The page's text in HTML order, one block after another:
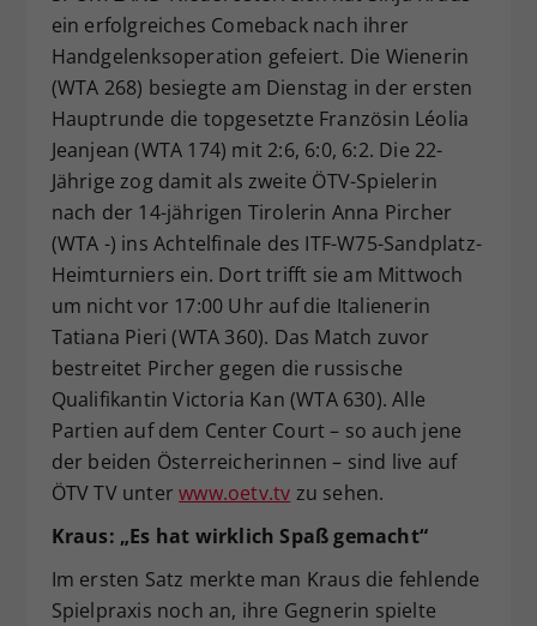
ein erfolgreiches Comeback nach ihrer
Handgelenksoperation gefeiert. Die Wienerin
(WTA 268) besiegte am Dienstag in der ersten
Hauptrunde die topgesetzte Französin Léolia
Jeanjean (WTA 174) mit 2:6, 6:0, 6:2. Die 22-
Jährige zog damit als zweite ÖTV-Spielerin
nach der 14-jährigen Tirolerin Anna Pircher
(WTA -) ins Achtelfinale des ITF-W75-Sandplatz-
Heimturniers ein. Dort trifft sie am Mittwoch
um nicht vor 17:00 Uhr auf die Italienerin
Tatiana Pieri (WTA 360). Das Match zuvor
bestreitet Pircher gegen die russische
Qualifikantin Victoria Kan (WTA 630). Alle
Partien auf dem Center Court – so auch jene
der beiden Österreicherinnen – sind live auf
ÖTV TV unterwww.oetv.tv zu sehen.
Kraus: „Es hat wirklich Spaß gemacht“
Im ersten Satz merkte man Kraus die fehlende
Spielpraxis noch an, ihre Gegnerin spielte
Zweck
Dieser Wert speichert Ihre Consent-
Einstellungen. Unter anderem eine
zufällig generierte ID, für die
historische Speicherung Ihrer
vorgenommen Einstellungen, falls der
Webseiten-Betreiber dies eingestellt
hat.